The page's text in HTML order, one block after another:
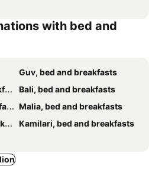
with bed and
Guv, bed and breakfasts
Bali, bed and breakfasts
Malia, bed and breakfasts
Kamilari, bed and breakfasts